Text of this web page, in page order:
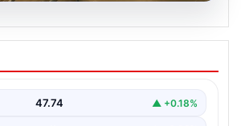
ne zaman
2026 TÜİK mart ayı
47.74 ▲ +0.18%